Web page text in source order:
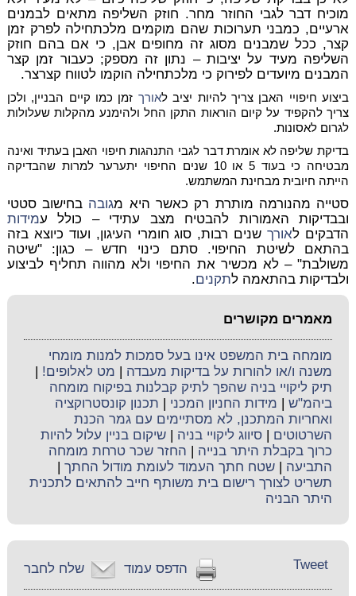
מוכיח דבר לגבי החוזר מחר. חוזק השליפה מתאים לבמנים
ארעיים, כמבני תערוכות שהם מוקמים מלכתחילה לפרק זמן
קצר, ככל שמבנים מסוג זה מחופים אבן, כי אם בהם חוזק
השליפה מעיד על יציבות – נתון זה מספק; כעבור זמן קצר
המבנים מיועדים לפירוק כי מלכתחילה הוקמו לטווח קצרצר.
ביצוע חיפויי האבן צריך להיות יציב לאורך זמן כמו קיים הבניין, ולכן
צריך להקפיד על קיום הוראות התקן החל ולהימנע מהקלות שעלולות
לגרום לאסונות.
בדיקת שליפה לא אומרת דבר לגבי התנהגות חיפוי האבן בעתיד ואינה
מבטיחה כי בעוד 5 או 10 שנים החיפוי יתערער למרות שהבדיקה
הייתה חיובית מבחינת המשתמש.
סטייה מהנורמה מותרת רק כאשר היא מגובה בחישוב סטטי
ובבדיקות האמורות להבטיח מצב עתידי – כולל עמידות
הדבקים לאורךשנים רבות, סוג חומרי העיגון, ועוד כיוצא בזה
בהתאם לשיטת החיפוי. סתם כינוי חדש – כגון: "שיטה
משולבת" – לא מכשיר את החיפוי ולא מהווה תחליף לביצוע
ולבדיקות בהתאמה לתקנים.
מאמרים מקושרים
מומחה בית המשפט אינו בעל סמכות למנות מומחי
משנה ו/או להורות על בדיקות מעבדה
מט לאלופים!
תיק ליקויי בניה שהפך לתיק קבלנות בפיקוח מומחה
ביהמ"ש
מידות החניון המכני
תכנון קונסטרוקציה
ואחריות המתכנן, לא מסתיימים עם גמר הכנת
השרטוטים |סיווג ליקויי בניה |שיקום בניין עלול להיות
כרוך בקבלת היתר בנייה
החזר שכר טרחת מומחה
התביעה |שטח חתך העמוד לעומת מודול החתך
תשריט לצורך רישום בית משותף חייב להתאים לתכנית
היתר הבניה
שלח לחבר הדפס עמוד Tweet